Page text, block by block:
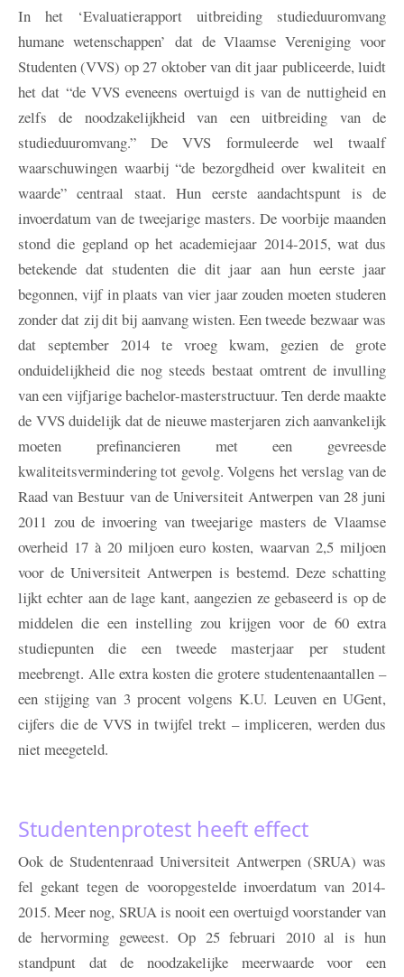
In het ‘Evaluatierapport uitbreiding studieduuromvang
humane wetenschappen’ dat de Vlaamse Vereniging voor
Studenten (VVS) op 27 oktober van dit jaar publiceerde, luidt
het dat “de VVS eveneens overtuigd is van de nuttigheid en
zelfs de noodzakelijkheid van een uitbreiding van de
studieduuromvang.” De VVS formuleerde wel twaalf
waarschuwingen waarbij “de bezorgdheid over kwaliteit en
waarde” centraal staat. Hun eerste aandachtspunt is de
invoerdatum van de tweejarige masters. De voorbije maanden
stond die gepland op het academiejaar 2014-2015, wat dus
betekende dat studenten die dit jaar aan hun eerste jaar
begonnen, vijf in plaats van vier jaar zouden moeten studeren
zonder dat zij dit bij aanvang wisten. Een tweede bezwaar was
dat september 2014 te vroeg kwam, gezien de grote
onduidelijkheid die nog steeds bestaat omtrent de invulling
van een vijfjarige bachelor-masterstructuur. Ten derde maakte
de VVS duidelijk dat de nieuwe masterjaren zich aanvankelijk
moeten prefinancieren met een gevreesde
kwaliteitsvermindering tot gevolg. Volgens het verslag van de
Raad van Bestuur van de Universiteit Antwerpen van 28 juni
2011 zou de invoering van tweejarige masters de Vlaamse
overheid 17 à 20 miljoen euro kosten, waarvan 2,5 miljoen
voor de Universiteit Antwerpen is bestemd. Deze schatting
lijkt echter aan de lage kant, aangezien ze gebaseerd is op de
middelen die een instelling zou krijgen voor de 60 extra
studiepunten die een tweede masterjaar per student
meebrengt. Alle extra kosten die grotere studentenaantallen –
een stijging van 3 procent volgens K.U. Leuven en UGent,
cijfers die de VVS in twijfel trekt – impliceren, werden dus
niet meegeteld.
Studentenprotest heeft effect
Ook de Studentenraad Universiteit Antwerpen (SRUA) was
fel gekant tegen de vooropgestelde invoerdatum van 2014-
2015. Meer nog, SRUA is nooit een overtuigd voorstander van
de hervorming geweest. Op 25 februari 2010 al is hun
standpunt dat de noodzakelijke meerwaarde voor een